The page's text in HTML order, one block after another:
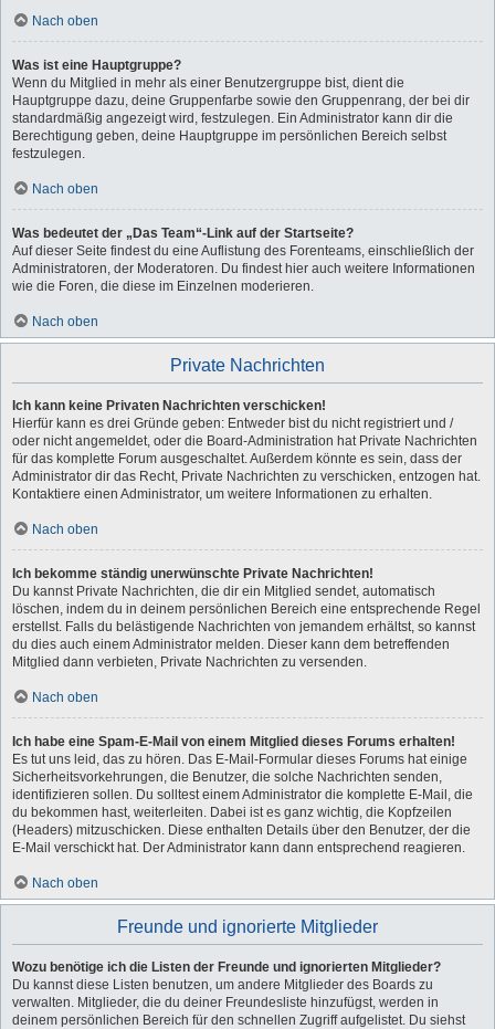
Nach oben
Was ist eine Hauptgruppe?
Wenn du Mitglied in mehr als einer Benutzergruppe bist, dient die
Hauptgruppe dazu, deine Gruppenfarbe sowie den Gruppenrang, der bei dir
standardmäßig angezeigt wird, festzulegen. Ein Administrator kann dir die
Berechtigung geben, deine Hauptgruppe im persönlichen Bereich selbst
festzulegen.
Nach oben
Was bedeutet der „Das Team“-Link auf der Startseite?
Auf dieser Seite findest du eine Auflistung des Forenteams, einschließlich der
Administratoren, der Moderatoren. Du findest hier auch weitere Informationen
wie die Foren, die diese im Einzelnen moderieren.
Nach oben
Private Nachrichten
Ich kann keine Privaten Nachrichten verschicken!
Hierfür kann es drei Gründe geben: Entweder bist du nicht registriert und /
oder nicht angemeldet, oder die Board-Administration hat Private Nachrichten
für das komplette Forum ausgeschaltet. Außerdem könnte es sein, dass der
Administrator dir das Recht, Private Nachrichten zu verschicken, entzogen hat.
Kontaktiere einen Administrator, um weitere Informationen zu erhalten.
Nach oben
Ich bekomme ständig unerwünschte Private Nachrichten!
Du kannst Private Nachrichten, die dir ein Mitglied sendet, automatisch
löschen, indem du in deinem persönlichen Bereich eine entsprechende Regel
erstellst. Falls du belästigende Nachrichten von jemandem erhältst, so kannst
du dies auch einem Administrator melden. Dieser kann dem betreffenden
Mitglied dann verbieten, Private Nachrichten zu versenden.
Nach oben
Ich habe eine Spam-E-Mail von einem Mitglied dieses Forums erhalten!
Es tut uns leid, das zu hören. Das E-Mail-Formular dieses Forums hat einige
Sicherheitsvorkehrungen, die Benutzer, die solche Nachrichten senden,
identifizieren sollen. Du solltest einem Administrator die komplette E-Mail, die
du bekommen hast, weiterleiten. Dabei ist es ganz wichtig, die Kopfzeilen
(Headers) mitzuschicken. Diese enthalten Details über den Benutzer, der die
E-Mail verschickt hat. Der Administrator kann dann entsprechend reagieren.
Nach oben
Freunde und ignorierte Mitglieder
Wozu benötige ich die Listen der Freunde und ignorierten Mitglieder?
Du kannst diese Listen benutzen, um andere Mitglieder des Boards zu
verwalten. Mitglieder, die du deiner Freundesliste hinzufügst, werden in
deinem persönlichen Bereich für den schnellen Zugriff aufgelistet. Du siehst